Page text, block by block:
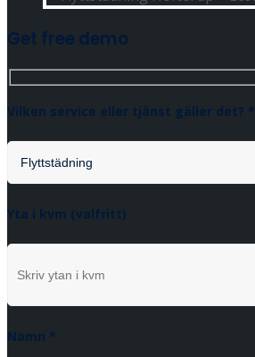
Get free demo
Vilken service eller tjänst gäller det? *
Yta i kvm (valfritt)
Namn *